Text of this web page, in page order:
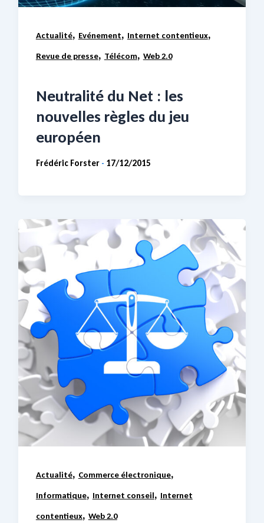
Actualité, Evénement, Internet contentieux,
Revue de presse, Télécom, Web 2.0
Neutralité du Net : les
nouvelles règles du jeu
européen
Frédéric Forster - 17/12/2015
Actualité, Commerce électronique,
Informatique, Internet conseil, Internet
contentieux, Web 2.0